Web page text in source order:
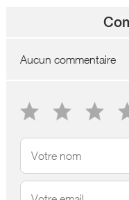
Aucun commentaire